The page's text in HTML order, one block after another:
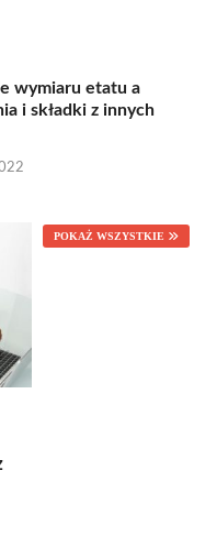
wymiaru etatu a
i składki z innych
POKAŻ WSZYSTKIE